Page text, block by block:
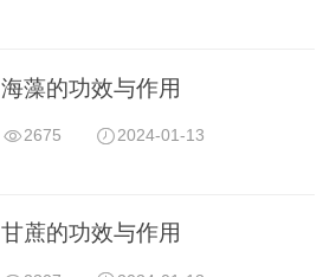
海藻的功效与作用
2675 2024-01-13
甘蔗的功效与作用